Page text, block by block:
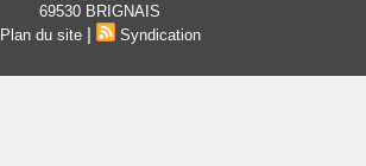
69530 BRIGNAIS
Plan du site | Syndication